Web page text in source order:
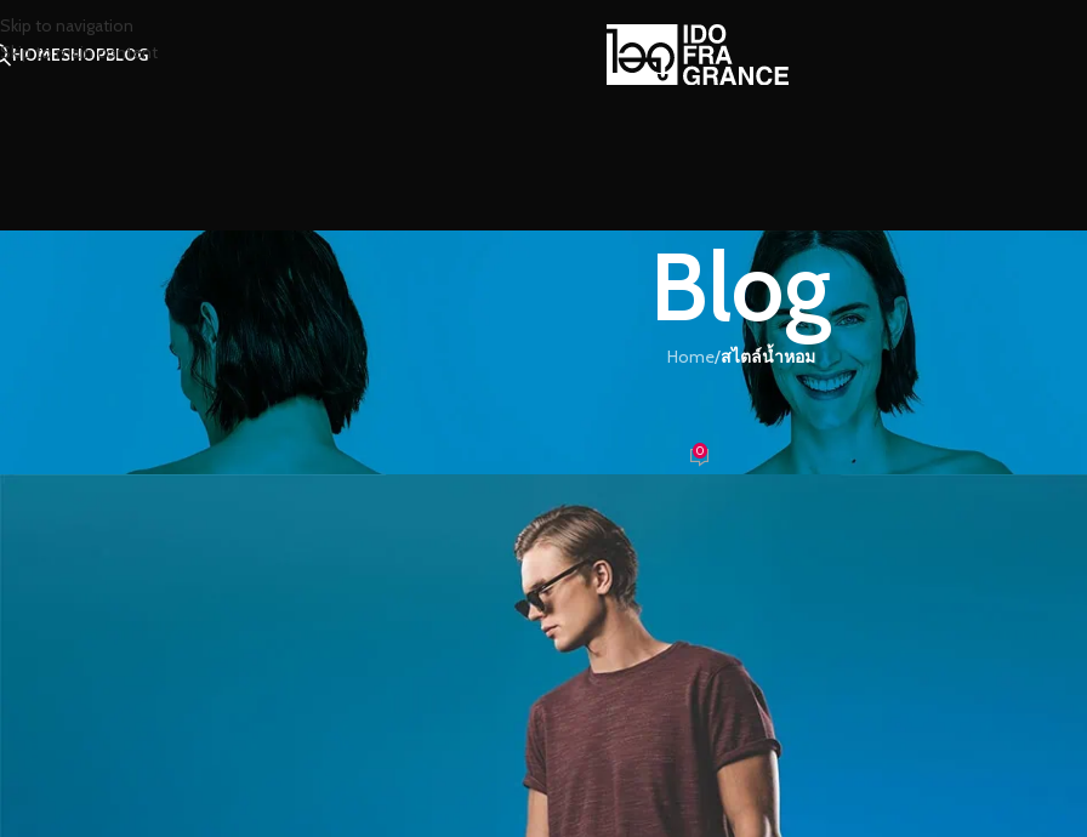
Skip to navigation
Skip to main content
HOMESHOPBLOG
Blog
Home/สไตล์น้ำหอม
เพิ่มเอกลักษณ์และเสน่ห์ความแมนเต็มเปี่ยมด้วย น้ำหอมกลิ่น บลูการี่
0